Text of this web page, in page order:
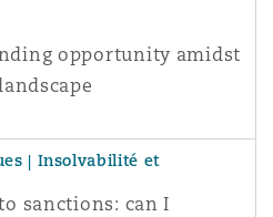
opportunity amidst
| Insolvabilité et
sanctions: can I